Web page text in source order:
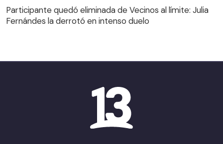
Fernándes la derrotó en intenso duelo
Participante quedó eliminada de Vecinos al límite: Julia
Fernándes la derrotó en intenso duelo